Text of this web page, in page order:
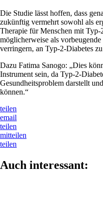
Die Studie lässt hoffen, dass
zukünftig vermehrt sowohl als
Therapie für Menschen mit Typ-
möglicherweise als
verringern, an Typ-2-Diabetes
Dazu Fatima Sanogo: „Dies
Instrument sein, da Typ-2-
Gesundheitsproblem darstellt
können.“
teilen
email
teilen
mitteilen
teilen
Auch interessant: